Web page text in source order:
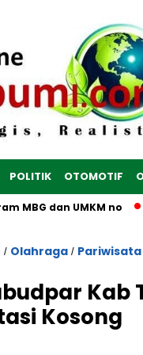
POLITIK OTOMOTIF
UMKM no
/ Olahraga / Pariwisata
Kosong